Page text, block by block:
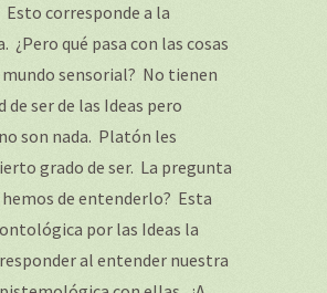
corresponde a la
¿Pero qué pasa con las cosas
sensorial? No tienen
ser de las Ideas pero
son nada. Platón les
grado de ser. La pregunta
hemos de entenderlo? Esta
por las Ideas la
al entender nuestra